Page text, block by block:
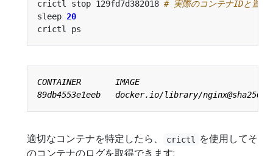
crictl stop 129fd7d382018 # 実際のコンテナIDと置き
sleep 20
適切なコンテナを特定したら、 crictl
を使用してそ
のコンテナのログを取得できます: